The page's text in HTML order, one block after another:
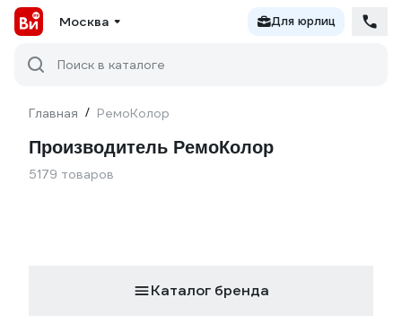
Москва Для юрлиц
Поиск в каталоге
Главная / РемоКолор
Производитель РемоКолор
5179 товаров
Каталог бренда